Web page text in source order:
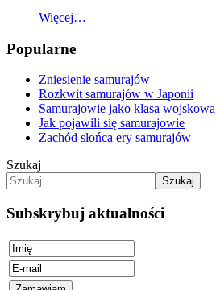
Więcej…
Popularne
Zniesienie samurajów
Rozkwit samurajów w Japonii
Samurajowie jako klasa wojskowa
Jak pojawili się samurajowie
Zachód słońca ery samurajów
Szukaj
Szukaj
Subskrybuj aktualności